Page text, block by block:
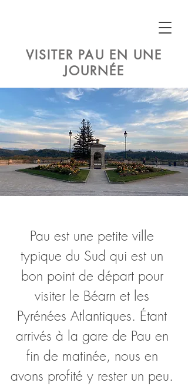
VISITER PAU EN UNE
JOURNÉE
Pau est une petite ville
typique du Sud qui est un
bon point de départ pour
visiter le Béarn et les
Pyrénées Atlantiques. Étant
arrivés à la gare de Pau en
fin de matinée, nous en
avons profité y rester un peu.